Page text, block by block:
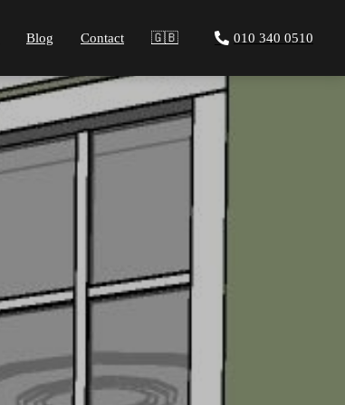
Blog Contact 🇬🇧 010 340 0510